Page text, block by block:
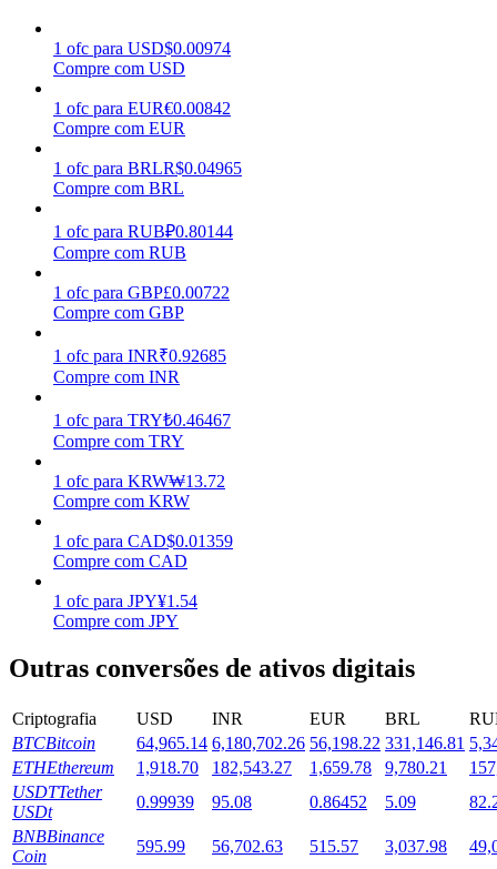
Ganhe recompensas competitivas diariamente
Estacamento
Launchpool
Staking flexível para ganhar tokens populares.
1 ofc para USD$0.00974
Compre com USD
1 ofc para EUR€0.00842
Compre com EUR
1 ofc para BRLR$0.04965
Compre com BRL
1 ofc para RUB₽0.80144
Compre com RUB
1 ofc para GBP£0.00722
Compre com GBP
1 ofc para INR₹0.92685
Compre com INR
1 ofc para TRY₺0.46467
Compre com TRY
1 ofc para KRW₩13.72
Compre com KRW
1 ofc para CAD$0.01359
Compre com CAD
1 ofc para JPY¥1.54
Compre com JPY
Outras conversões de ativos digitais
Criptografia USD INR EUR BRL
BTCBitcoin 64,965.14 6,180,702.26 56,198.22 331,146.81
ETHEthereum 1,918.70 182,543.27 1,659.78 9,780.21
USDTTether
USDt
0.99939 95.08 0.86452 5.09
BNBBinance
Coin
595.99 56,702.63 515.57 3,037.98